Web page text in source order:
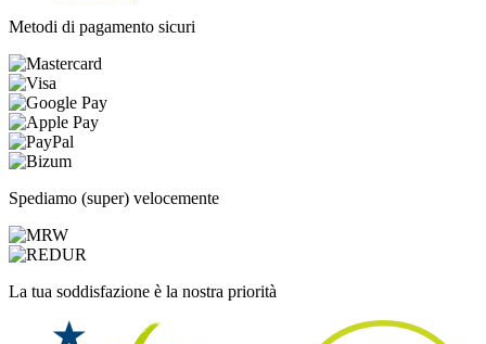
Metodi di pagamento sicuri
Spediamo (super) velocemente
La tua soddisfazione è la nostra priorità